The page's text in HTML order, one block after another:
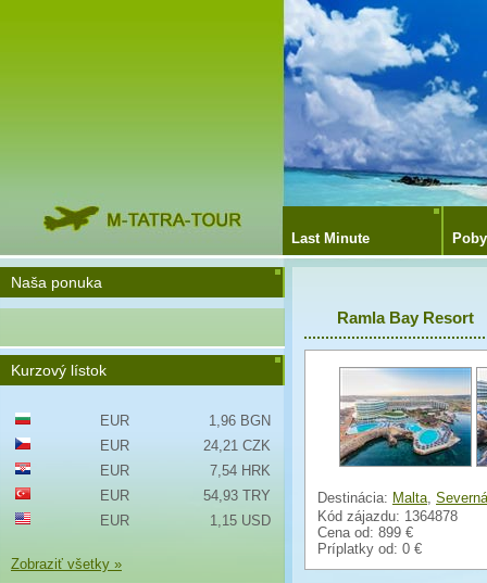
Last Minute
Ramla Bay Resort
Destinácia: Malta,
Kód zájazdu: 1364878
Cena od: 899 €
Príplatky od: 0 €
Naša ponuka
Kurzový lístok
EUR
1,96 BGN
EUR
24,21 CZK
EUR
7,54 HRK
EUR
54,93 TRY
EUR
1,15 USD
Zobraziť všetky »